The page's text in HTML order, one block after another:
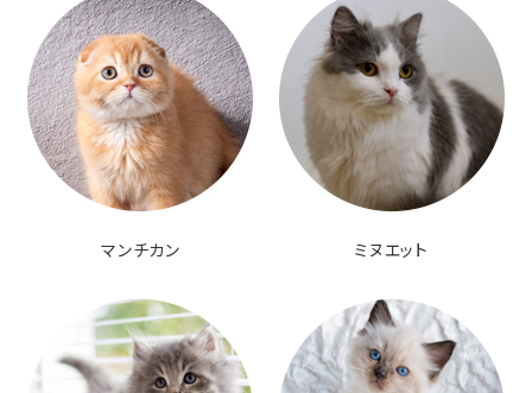
マンチカン ミヌエット